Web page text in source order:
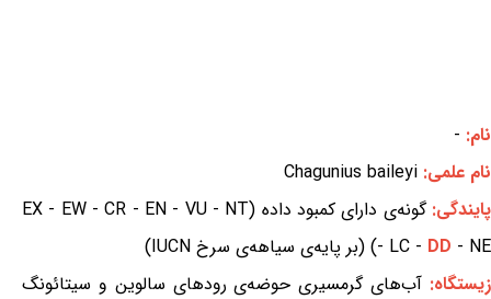
نام: -
نام علمی: Chagunius baileyi
پایندگی:
گونه‌ی دارای کمبود داده (EX - EW - CR - EN - VU - NT
- LC - DD - NE) (بر پایه‌ی سیاهه‌ی سرخ IUCN)
زیستگاه: آب‌های گرمسیری حوضه‌ی رودهای سالوین و سیتائونگ